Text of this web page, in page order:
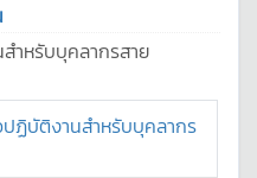
ำหรับบุคลากรสาย
ฏิบัติงานสำหรับบุคลากร